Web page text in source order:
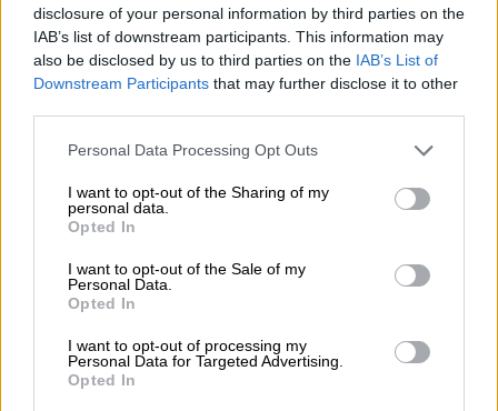
disclosure of your personal information by third parties on the
IAB’s list of downstream participants. This information may
also be disclosed by us to third parties on the IAB’s List of
Downstream Participants that may further disclose it to other
Personal Data Processing Opt Outs
I want to opt-out of the Sharing of my
personal data.
Opted In
I want to opt-out of the Sale of my
Personal Data.
Opted In
I want to opt-out of processing my
Personal Data for Targeted Advertising.
Opted In
britische inseln Bierpaket
Die Bierothek®
Item-no. 99000030
EINWEG + MEHRWEG
Ausverkauft
high wire can
Magic Rock Brewing
0,33 L DOSE - € 10,00 / LTR
EINWEG